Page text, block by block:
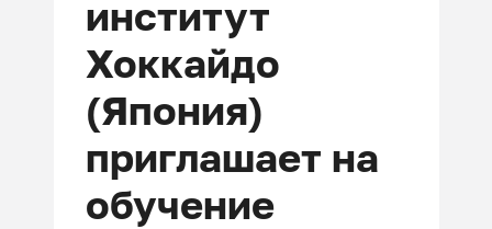
институт
Хоккайдо
(Япония)
приглашает на
обучение